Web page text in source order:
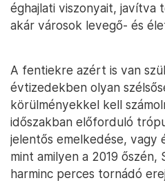
éghajlati viszonyait, javítva
akár városok levegő- és
A fentiekre azért is van
évtizedekben olyan
körülményekkel kell
időszakban előforduló
jelentős emelkedése, vagy
mint amilyen a 2019
harminc perces tornádó